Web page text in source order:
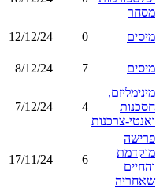
מסחר
מיסים 0
12/12/24
מיסים 7
8/12/24
מינימליזם,
חסכנות
ואנטי-צרכנות
4
7/12/24
פרישה
מוקדמת
והחיים
שאחריה
6
17/11/24